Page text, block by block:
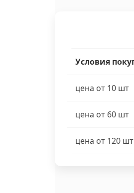
Условия
цена от 10 шт
цена от 60 шт
цена от 120 шт